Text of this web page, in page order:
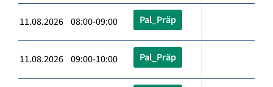
11.08.2026 08:00-09:00 Pal_Präp
11.08.2026 09:00-10:00 Pal_Präp